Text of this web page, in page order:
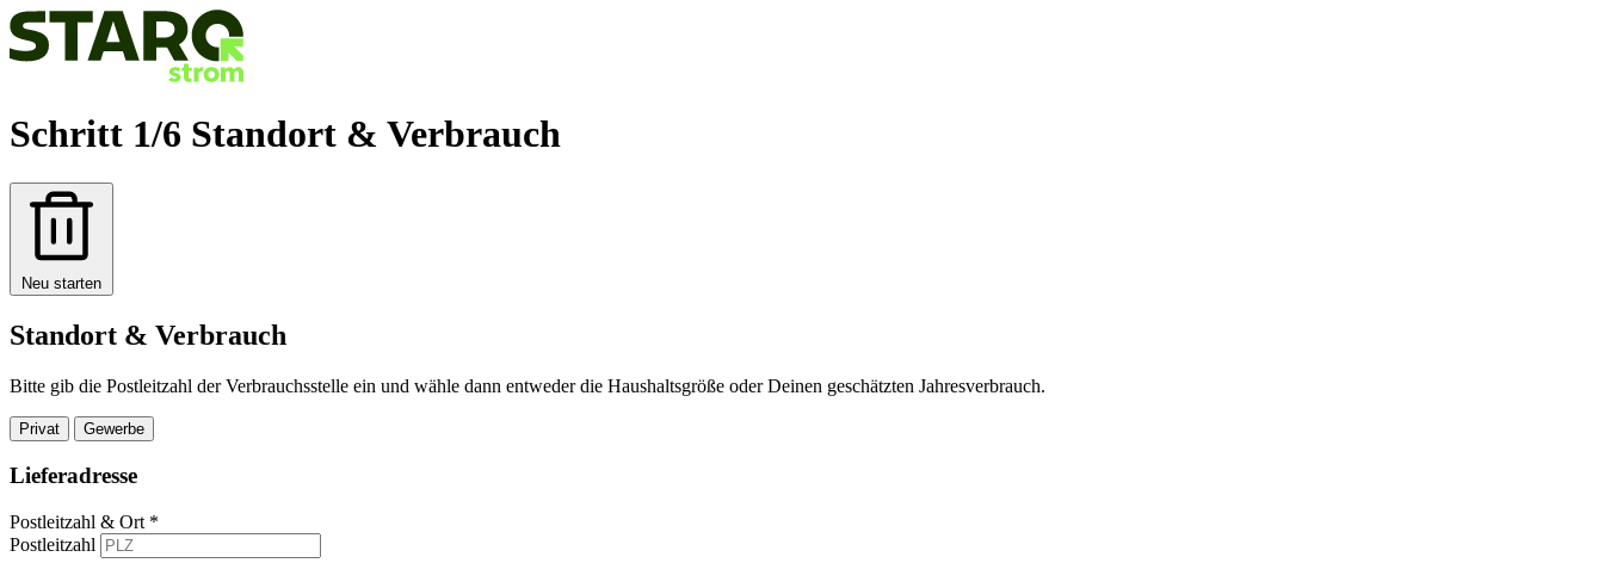
Schritt 1/6 Standort & Verbrauch
Neu starten
Standort & Verbrauch
Bitte gib die Postleitzahl der Verbrauchsstelle ein und wähle dann entweder die Haushaltsgröße oder Deinen geschätzten Jahresverbrauch.
Privat Gewerbe
Lieferadresse
Postleitzahl & Ort *
Postleitzahl